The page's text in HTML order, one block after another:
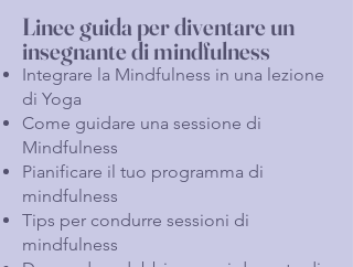
Linee guida per diventare un
insegnante di mindfulness
Integrare la Mindfulness in una lezione
di Yoga
Come guidare una sessione di
Mindfulness
Pianificare il tuo programma di
mindfulness
Tips per condurre sessioni di
mindfulness